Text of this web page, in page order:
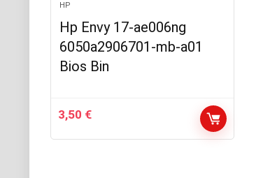
HP
Hp Envy 17-ae006ng
6050a2906701-mb-a01
Bios Bin
3,50 €